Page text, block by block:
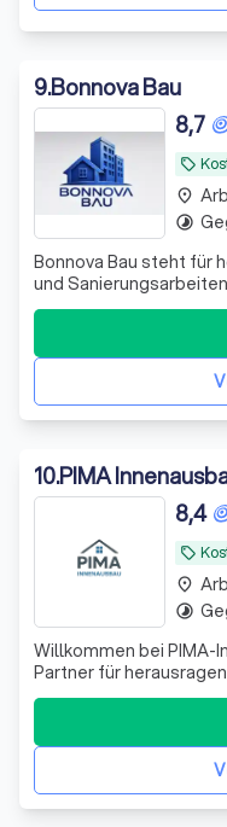
9.Bonnova Bau
local_offer
8,7
Bonnova Bau steht für
und
Qualität, Präzision und
Bauunternehmen aus
Projekte für
Auftraggeber
place
timelapse
10.PIMA
local_offer
8,4
Willkommen bei PIMA-
Partner für
und Umgebung. Wir
und Leidenschaft in Ihr
unsere Leistung in
Entrümpelung,
place
timelapse